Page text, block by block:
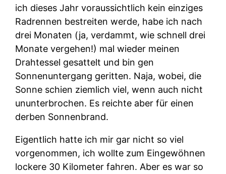
ich dieses Jahr voraussichtlich kein einziges
Radrennen bestreiten werde, habe ich nach
drei Monaten (ja, verdammt, wie schnell drei
Monate vergehen!) mal wieder meinen
Drahtessel gesattelt und bin gen
Sonnenuntergang geritten. Naja, wobei, die
Sonne schien ziemlich viel, wenn auch nicht
ununterbrochen. Es reichte aber für einen
derben Sonnenbrand.
Eigentlich hatte ich mir gar nicht so viel
vorgenommen, ich wollte zum Eingewöhnen
lockere 30 Kilometer fahren. Aber es war so